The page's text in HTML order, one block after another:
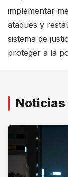
implementar
ataques y
sistema de
proteger a la
Noticias